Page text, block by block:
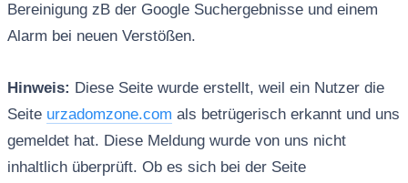
Bereinigung zB der Google Suchergebnisse und einem
Alarm bei neuen Verstößen.
Hinweis: Diese Seite wurde erstellt, weil ein Nutzer die
Seite urzadomzone.com als betrügerisch erkannt und uns
gemeldet hat. Diese Meldung wurde von uns nicht
inhaltlich überprüft. Ob es sich bei der Seite